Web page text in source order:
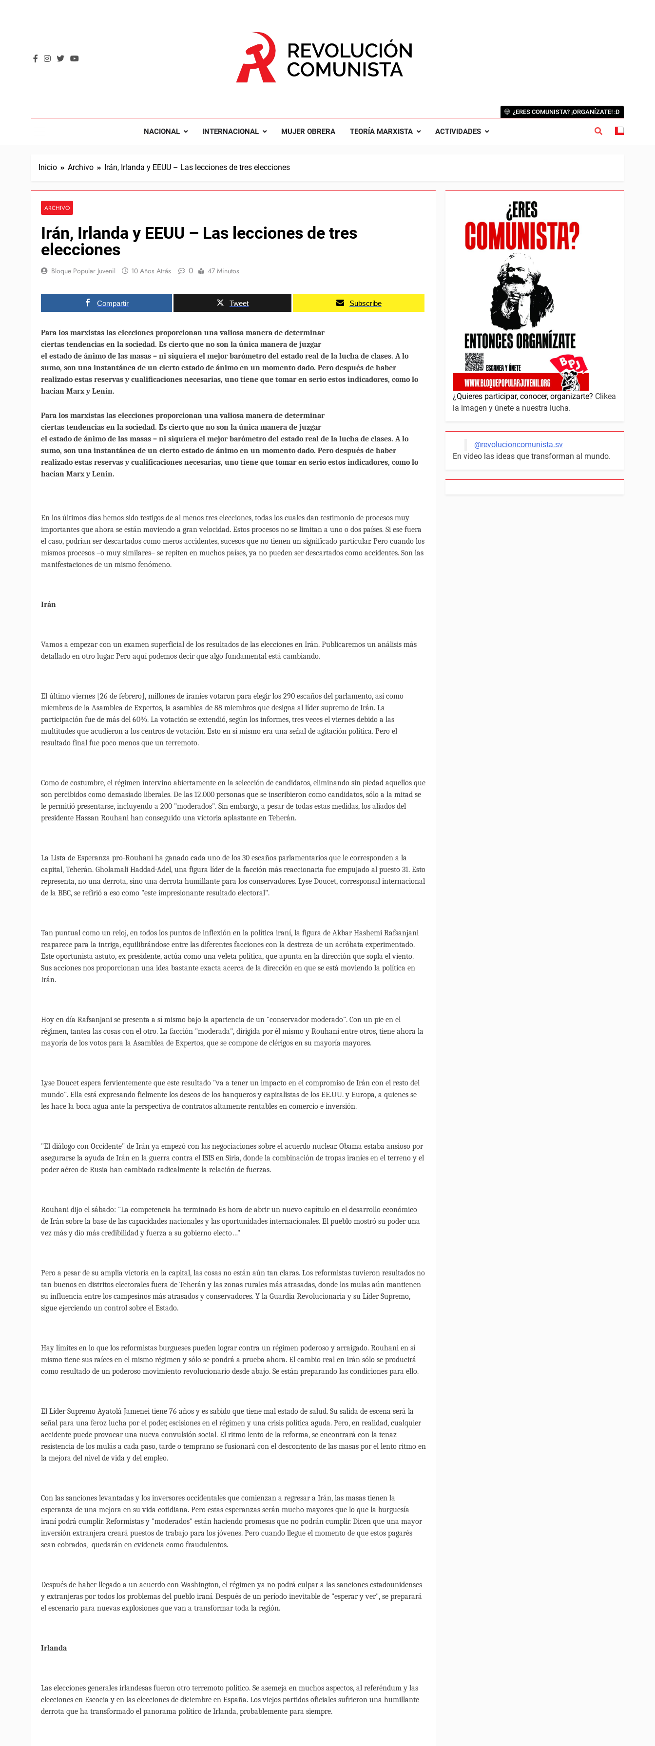
NACIONAL INTERNACIONAL MUJER OBRERA TEORÍA MARXISTA ACTIVIDADES
¿ERES COMUNISTA? ¡ORGANÍZATE! :D
Inicio Archivo Irán, Irlanda y EEUU – Las lecciones de tres elecciones
ARCHIVO
Irán, Irlanda y EEUU – Las lecciones de tres
elecciones
Bloque Popular Juvenil 10 Años Atrás 0 47 Minutos
Compartir Tweet Subscribe
Para los marxistas las elecciones proporcionan una valiosa manera de determinar
ciertas tendencias en la sociedad. Es cierto que no son la única manera de juzgar
el estado de ánimo de las masas – ni siquiera el mejor barómetro del estado real de la lucha de clases. A lo
sumo, son una instantánea de un cierto estado de ánimo en un momento dado. Pero después de haber
realizado estas reservas y cualificaciones necesarias, uno tiene que tomar en serio estos indicadores, como lo
hacían Marx y Lenin.
Para los marxistas las elecciones proporcionan una valiosa manera de determinar
ciertas tendencias en la sociedad. Es cierto que no son la única manera de juzgar
el estado de ánimo de las masas – ni siquiera el mejor barómetro del estado real de la lucha de clases. A lo
sumo, son una instantánea de un cierto estado de ánimo en un momento dado. Pero después de haber
realizado estas reservas y cualificaciones necesarias, uno tiene que tomar en serio estos indicadores, como lo
hacían Marx y Lenin.
En los últimos días hemos sido testigos de al menos tres elecciones, todas los cuales dan testimonio de procesos muy
importantes que ahora se están moviendo a gran velocidad. Estos procesos no se limitan a uno o dos países. Si ese fuera
el caso, podrían ser descartados como meros accidentes, sucesos que no tienen un significado particular. Pero cuando los
mismos procesos –o muy similares– se repiten en muchos países, ya no pueden ser descartados como accidentes. Son las
manifestaciones de un mismo fenómeno.
Irán
Vamos a empezar con un examen superficial de los resultados de las elecciones en Irán. Publicaremos un análisis más
detallado en otro lugar. Pero aquí podemos decir que algo fundamental está cambiando.
El último viernes [26 de febrero], millones de iraníes votaron para elegir los 290 escaños del parlamento, así como
miembros de la Asamblea de Expertos, la asamblea de 88 miembros que designa al líder supremo de Irán. La
participación fue de más del 60%. La votación se extendió, según los informes, tres veces el viernes debido a las
multitudes que acudieron a los centros de votación. Esto en sí mismo era una señal de agitación política. Pero el
resultado final fue poco menos que un terremoto.
Como de costumbre, el régimen intervino abiertamente en la selección de candidatos, eliminando sin piedad aquellos que
son percibidos como demasiado liberales. De las 12.000 personas que se inscribieron como candidatos, sólo a la mitad se
le permitió presentarse, incluyendo a 200 "moderados". Sin embargo, a pesar de todas estas medidas, los aliados del
presidente Hassan Rouhani han conseguido una victoria aplastante en Teherán.
La Lista de Esperanza pro-Rouhani ha ganado cada uno de los 30 escaños parlamentarios que le corresponden a la
capital, Teherán. Gholamali Haddad-Adel, una figura líder de la facción más reaccionaria fue empujado al puesto 31. Esto
representa, no una derrota, sino una derrota humillante para los conservadores. Lyse Doucet, corresponsal internacional
de la BBC, se refirió a eso como "este impresionante resultado electoral".
Tan puntual como un reloj, en todos los puntos de inflexión en la política iraní, la figura de Akbar Hashemi Rafsanjani
reaparece para la intriga, equilibrándose entre las diferentes facciones con la destreza de un acróbata experimentado.
Este oportunista astuto, ex presidente, actúa como una veleta política, que apunta en la dirección que sopla el viento.
Sus acciones nos proporcionan una idea bastante exacta acerca de la dirección en que se está moviendo la política en
Irán.
Hoy en día Rafsanjani se presenta a sí mismo bajo la apariencia de un "conservador moderado". Con un pie en el
régimen, tantea las cosas con el otro. La facción "moderada", dirigida por él mismo y Rouhani entre otros, tiene ahora la
mayoría de los votos para la Asamblea de Expertos, que se compone de clérigos en su mayoría mayores.
Lyse Doucet espera fervientemente que este resultado "va a tener un impacto en el compromiso de Irán con el resto del
mundo". Ella está expresando fielmente los deseos de los banqueros y capitalistas de los EE.UU. y Europa, a quienes se
les hace la boca agua ante la perspectiva de contratos altamente rentables en comercio e inversión.
"El diálogo con Occidente" de Irán ya empezó con las negociaciones sobre el acuerdo nuclear. Obama estaba ansioso por
asegurarse la ayuda de Irán en la guerra contra el ISIS en Siria, donde la combinación de tropas iraníes en el terreno y el
poder aéreo de Rusia han cambiado radicalmente la relación de fuerzas.
Rouhani dijo el sábado: "La competencia ha terminado Es hora de abrir un nuevo capítulo en el desarrollo económico
de Irán sobre la base de las capacidades nacionales y las oportunidades internacionales. El pueblo mostró su poder una
vez más y dio más credibilidad y fuerza a su gobierno electo…"
Pero a pesar de su amplia victoria en la capital, las cosas no están aún tan claras. Los reformistas tuvieron resultados no
tan buenos en distritos electorales fuera de Teherán y las zonas rurales más atrasadas, donde los mulas aún mantienen
su influencia entre los campesinos más atrasados ​​y conservadores. Y la Guardia Revolucionaria y su Líder Supremo,
sigue ejerciendo un control sobre el Estado.
Hay límites en lo que los reformistas burgueses pueden lograr contra un régimen poderoso y arraigado. Rouhani en sí
mismo tiene sus raíces en el mismo régimen y sólo se pondrá a prueba ahora. El cambio real en Irán sólo se producirá
como resultado de un poderoso movimiento revolucionario desde abajo. Se están preparando las condiciones para ello.
El Líder Supremo Ayatolá Jamenei tiene 76 años y es sabido que tiene mal estado de salud. Su salida de escena será la
señal para una feroz lucha por el poder, escisiones en el régimen y una crisis política aguda. Pero, en realidad, cualquier
accidente puede provocar una nueva convulsión social. El ritmo lento de la reforma, se encontrará con la tenaz
resistencia de los mulás a cada paso, tarde o temprano se fusionará con el descontento de las masas por el lento ritmo en
la mejora del nivel de vida y del empleo.
Con las sanciones levantadas y los inversores occidentales que comienzan a regresar a Irán, las masas tienen la
esperanza de una mejora en su vida cotidiana. Pero estas esperanzas serán mucho mayores que lo que la burguesía
iraní podrá cumplir. Reformistas y "moderados" están haciendo promesas que no podrán cumplir. Dicen que una mayor
inversión extranjera creará puestos de trabajo para los jóvenes. Pero cuando llegue el momento de que estos pagarés
sean cobrados, quedarán en evidencia como fraudulentos.
Después de haber llegado a un acuerdo con Washington, el régimen ya no podrá culpar a las sanciones estadounidenses
y extranjeras por todos los problemas del pueblo iraní. Después de un período inevitable de "esperar y ver", se preparará
el escenario para nuevas explosiones que van a transformar toda la región.
Irlanda
Las elecciones generales irlandesas fueron otro terremoto político. Se asemeja en muchos aspectos, al referéndum y las
elecciones en Escocia y en las elecciones de diciembre en España. Los viejos partidos oficiales sufrieron una humillante
derrota que ha transformado el panorama político de Irlanda, probablemente para siempre.
¿Quieres participar, conocer, organizarte? Clikea
la imagen y únete a nuestra lucha.
@revolucioncomunista.sv
En video las ideas que transforman al mundo.